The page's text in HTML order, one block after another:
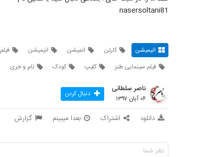
nasersoltani81
انیمیشن کارتن انمیشن انیمیشن فیلم
فیلم سینمایی طنز
کلیپ کودک تام و جری
ناصر سلطانی
۰۶ آبان ۱۳۹۷ دنبال کردن
دانلود اشتراک بعدا میبینم گزارش